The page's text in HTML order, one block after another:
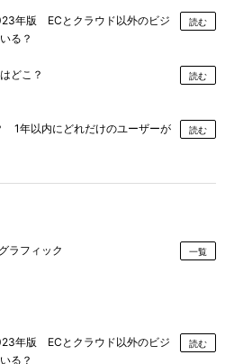
年版 ECとクラウド以外のビジ
る？
読む
どこ？ 読む
1年以内にどれだけのユーザーが
読む
ラフィック 一覧
年版 ECとクラウド以外のビジ
る？
読む